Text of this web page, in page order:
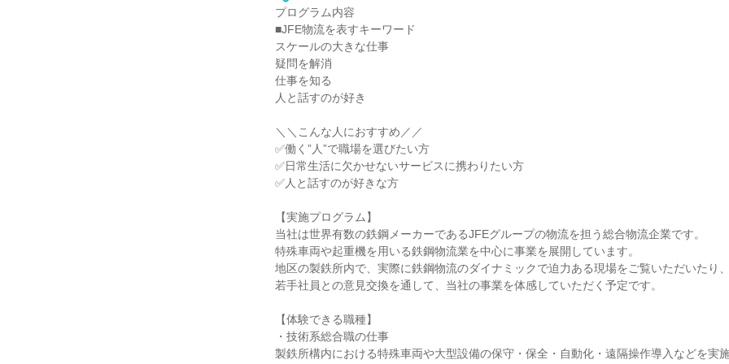
プログラム内容
■JFE物流を表すキーワード
スケールの大きな仕事
疑問を解消
仕事を知る
人と話すのが好き
＼＼こんな人におすすめ／／
✅働く”人”で職場を選びたい方
✅日常生活に欠かせないサービスに携わりたい方
✅人と話すのが好きな方
【実施プログラム】
当社は世界有数の鉄鋼メーカーであるJFEグループの物流を担う総合物流企業です。
特殊車両や起重機を用いる鉄鋼物流業を中心に事業を展開しています。
地区の製鉄所内で、実際に鉄鋼物流のダイナミックで迫力ある現場をご覧いただいたり、
若手社員との意見交換を通して、当社の事業を体感していただく予定です。
【体験できる職種】
・技術系総合職の仕事
製鉄所構内における特殊車両や大型設備の保守・保全・自動化・遠隔操作導入などを実